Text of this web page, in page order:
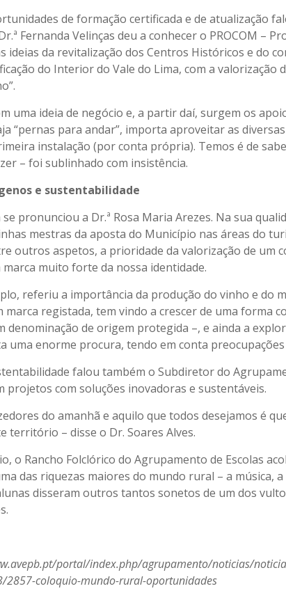
de formação certificada e de atualização
Fernanda Velinças deu a conhecer o PROCOM –
ideias da revitalização dos Centros Históricos e do
do Interior do Vale do Lima, com a valorização
uma ideia de negócio e, a partir daí, surgem os
“pernas para andar”, importa aproveitar as
instalação (por conta própria). Temos é de
– foi sublinhado com insistência.
e sustentabilidade
pronunciou a Dr.ª Rosa Maria Arezes. Na sua
mestras da aposta do Município nas áreas do
outros aspetos, a prioridade da valorização de um
muito forte da nossa identidade.
referiu a importância da produção do vinho e do
registada, tem vindo a crescer de uma forma
denominação de origem protegida –, e ainda a
uma enorme procura, tendo em conta
falou também o Subdiretor do
projetos com soluções inovadoras e sustentáveis.
do amanhã e aquilo que todos desejamos é
território – disse o Dr. Soares Alves.
o Rancho Folclórico do Agrupamento de Escolas
das riquezas maiores do mundo rural – a música,
disseram outros tantos sonetos de um dos
portal/index.php/agrupamento/noticias/
2857-coloquio-mundo-rural-oportunidades